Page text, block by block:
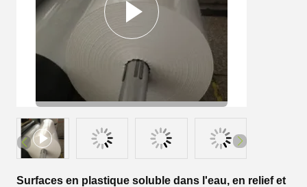
Surfaces en plastique soluble dans l'eau, en relief et